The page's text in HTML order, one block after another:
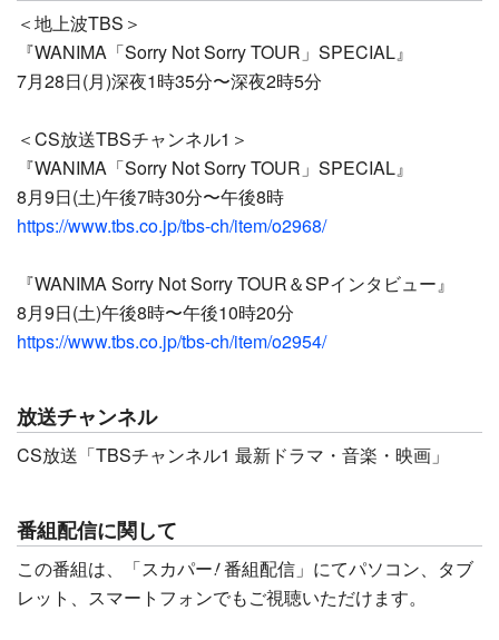
＜地上波TBS＞
『WANIMA「Sorry Not Sorry TOUR」SPECIAL』
7月28日(月)深夜1時35分〜深夜2時5分
＜CS放送TBSチャンネル1＞
『WANIMA「Sorry Not Sorry TOUR」SPECIAL』
8月9日(土)午後7時30分〜午後8時
https://www.tbs.co.jp/tbs-ch/item/o2968/
『WANIMA Sorry Not Sorry TOUR＆SPインタビュー』
8月9日(土)午後8時〜午後10時20分
https://www.tbs.co.jp/tbs-ch/item/o2954/
放送チャンネル
CS放送「TBSチャンネル1 最新ドラマ・音楽・映画」
番組配信に関して
この番組は、「スカパー!番組配信」にてパソコン、タブ
レット、スマートフォンでもご視聴いただけます。